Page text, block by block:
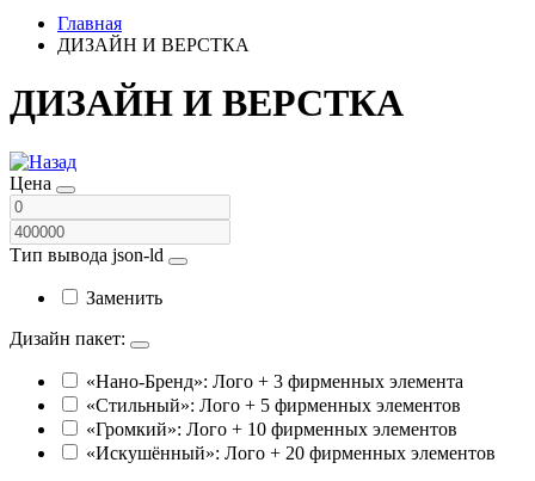
Главная
ДИЗАЙН И ВЕРСТКА
ДИЗАЙН И ВЕРСТКА
Цена
Тип вывода json-ld
Заменить
Дизайн пакет:
«Нано-Бренд»: Лого + 3 фирменных элемента
«Стильный»: Лого + 5 фирменных элементов
«Громкий»: Лого + 10 фирменных элементов
«Искушённый»: Лого + 20 фирменных элементов